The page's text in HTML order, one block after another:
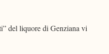
del liquore di Genziana vi